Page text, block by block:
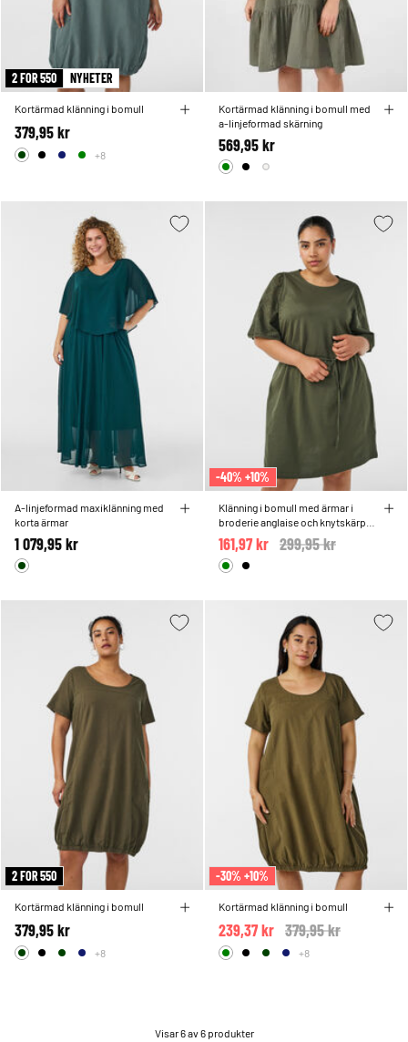
2 FOR 550 NYHETER
Kortärmad klänning i bomull
379,95 kr
+8
Kortärmad klänning i bomull med
a-linjeformad skärning
569,95 kr
A-linjeformad maxiklänning med
korta ärmar
1 079,95 kr
-40% +10%
Klänning i bomull med ärmar i
broderie anglaise och knytskärp i
midjan
Price reduced from
299,95 kr
161,97 kr
2 FOR 550
Kortärmad klänning i bomull
379,95 kr
+8
-30% +10%
Kortärmad klänning i bomull
Price reduced from
379,95 kr
239,37 kr
+8
Visar 6 av 6 produkter